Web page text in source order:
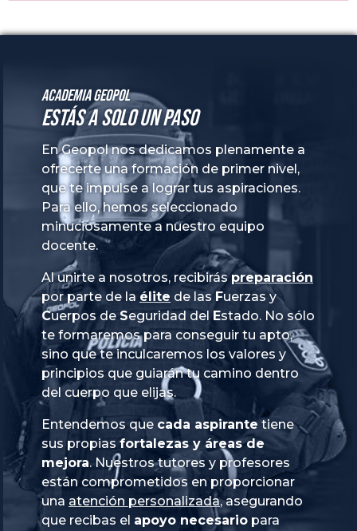
Academia GeoPol
Estás a solo un paso
En Geopol nos dedicamos plenamente a
ofrecerte una formación de primer nivel,
que te impulse a lograr tus aspiraciones.
Para ello, hemos seleccionado
minuciosamente a nuestro equipo
docente.
Al unirte a nosotros, recibiráspreparación
por parte de la élite de las Fuerzas y
Cuerpos de Seguridad del Estado. No sólo
te formaremos para conseguir tu apto,
sino que te inculcaremos los valores y
principios que guiarán tu camino dentro
del cuerpo que elijas.
Entendemos que cada aspirante tiene
sus propias fortalezas y áreas de
mejora. Nuestros tutores y profesores
están comprometidos en proporcionar
una atención personalizada, asegurando
que recibas el apoyo necesario para